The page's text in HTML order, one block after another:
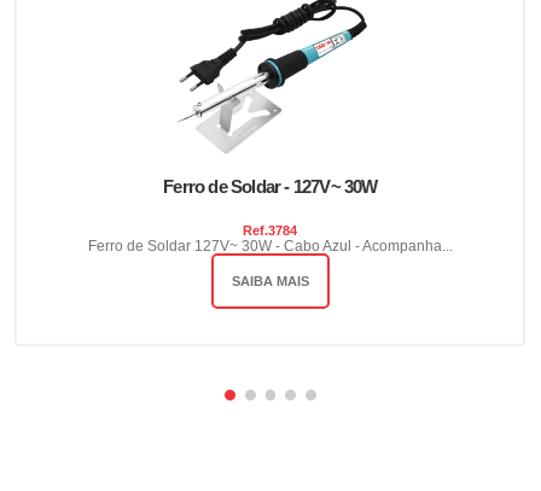
Ferro de Soldar - 127V~ 30W
Ref.3784
Ferro de Soldar 127V~ 30W - Cabo Azul - Acompanha...
SAIBA MAIS